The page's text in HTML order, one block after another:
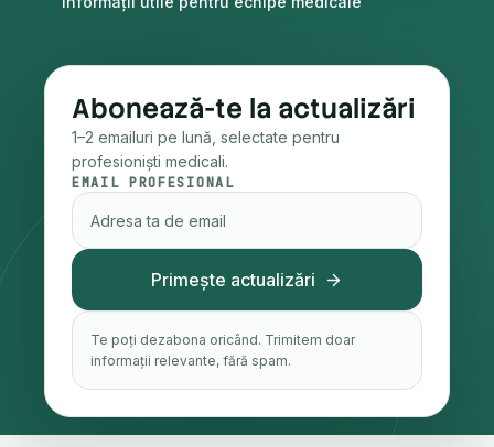
Abonează-te la actualizări
1–2 emailuri pe lună, selectate pentru
profesioniști medicali.
EMAIL PROFESIONAL
Primește actualizări
Te poți dezabona oricând. Trimitem doar
informații relevante, fără spam.